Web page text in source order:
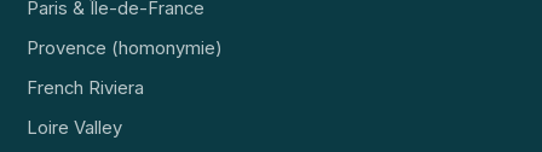
Paris & Île-de-France
Provence (homonymie)
French Riviera
Loire Valley